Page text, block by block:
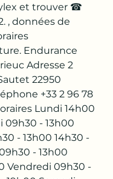
et trouver ☎
, données de
Endurance
Adresse 2
22950
+33 2 96 78
Lundi 14h00
09h30 - 13h00
- 13h00 14h30 -
- 13h00
Vendredi 09h30 -